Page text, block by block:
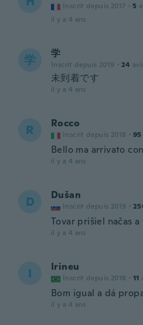
Inscrit depuis 2017 · 5
il y a 4 ans
学 学
Inscrit depuis 2019 · 24
未到着です
il y a 4 ans
R Rocco
Inscrit depuis 2018 · 95
Bello ma arrivato
il y a 4 ans
D Dušan
Inscrit depuis 2019 ·
Tovar prišiel načas
il y a 4 ans
I Irineu
Inscrit depuis 2018 · 11
Bom igual a dá
il y a 4 ans